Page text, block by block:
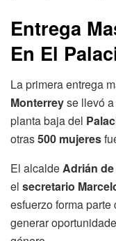
Entrega
En El
La primera entrega
Monterreyse llevó
planta baja del
otras500 mujeres
El alcaldeAdrián de
el secretario
esfuerzo forma
generar